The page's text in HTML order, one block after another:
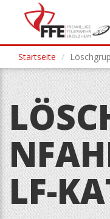
Startseite
LF-